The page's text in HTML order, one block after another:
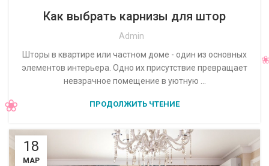
Как выбрать карнизы для штор
Admin
Шторы в квартире или частном доме - один из основных
элементов интерьера. Одно их присутствие превращает
невзрачное помещение в уютную ...
ПРОДОЛЖИТЬ ЧТЕНИЕ
18
МАР